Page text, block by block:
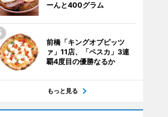
ーんと400グラム
前橋「キングオブピッツ
ァ」11店、「ペスカ」3連
覇4度目の優勝なるか
もっと見る